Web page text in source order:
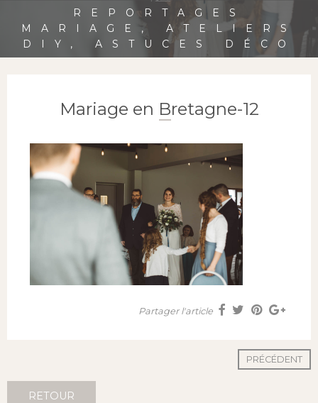
REPORTAGES
MARIAGE, ATELIERS
DIY, ASTUCES DÉCO
Mariage en Bretagne-12
Partager l'article
PRÉCÉDENT
RETOUR